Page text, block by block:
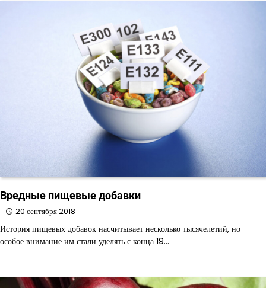
Вредные пищевые добавки
20 сентября 2018
История пищевых добавок насчитывает несколько тысячелетий, но
особое внимание им стали уделять с конца 19…